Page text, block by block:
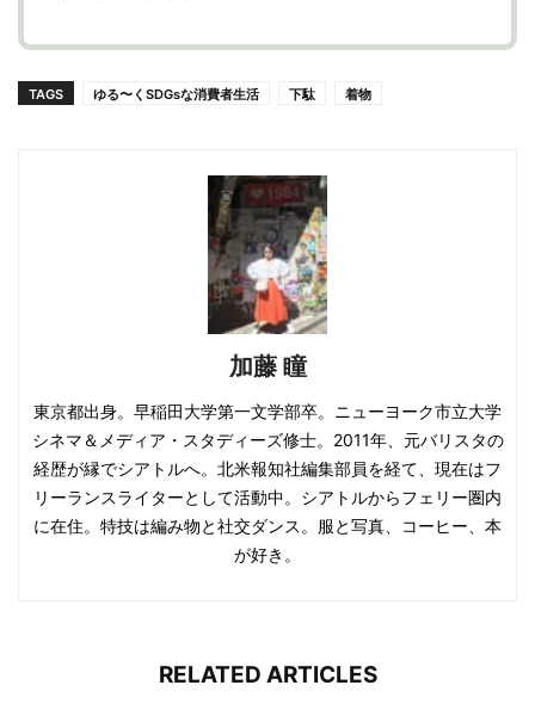
TAGS ゆる〜くSDGsな消費者生活 下駄 着物
加藤 瞳
東京都出身。早稲田大学第一文学部卒。ニューヨーク市立大学
シネマ＆メディア・スタディーズ修士。2011年、元バリスタの
経歴が縁でシアトルへ。北米報知社編集部員を経て、現在はフ
リーランスライターとして活動中。シアトルからフェリー圏内
に在住。特技は編み物と社交ダンス。服と写真、コーヒー、本
が好き。
RELATED ARTICLES